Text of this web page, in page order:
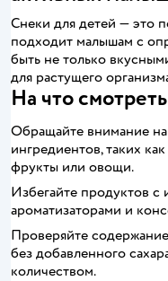
Снеки для детей — это
подходит малышам с
быть не только
для растущего
На что
Обращайте внимание
ингредиентов, таких
фрукты или овощи.
Избегайте продуктов с
ароматизаторами и
Проверяйте
без добавленного
количеством.